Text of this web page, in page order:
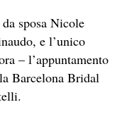
sposa Nicole
e l’unico
– l’appuntamento
Barcelona Bridal